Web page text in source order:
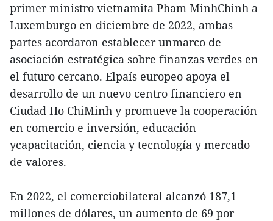
primer ministro vietnamita Pham MinhChinh a
Luxemburgo en diciembre de 2022, ambas
partes acordaron establecer unmarco de
asociación estratégica sobre finanzas verdes en
el futuro cercano. Elpaís europeo apoya el
desarrollo de un nuevo centro financiero en
Ciudad Ho ChiMinh y promueve la cooperación
en comercio e inversión, educación
ycapacitación, ciencia y tecnología y mercado
de valores.
En 2022, el comerciobilateral alcanzó 187,1
millones de dólares, un aumento de 69 por